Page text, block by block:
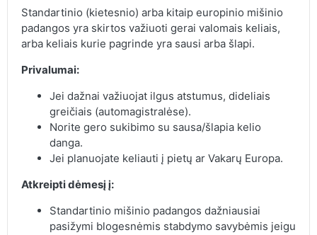
Standartinio (kietesnio) arba kitaip europinio mišinio
padangos yra skirtos važiuoti gerai valomais keliais,
arba keliais kurie pagrinde yra sausi arba šlapi.
Privalumai:
Jei dažnai važiuojat ilgus atstumus, dideliais
greičiais (automagistralėse).
Norite gero sukibimo su sausa/šlapia kelio
danga.
Jei planuojate keliauti į pietų ar Vakarų Europa.
Atkreipti dėmesį į:
Standartinio mišinio padangos dažniausiai
pasižymi blogesnėmis stabdymo savybėmis jeigu